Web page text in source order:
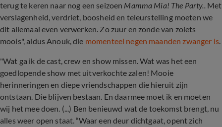
terug te keren naar nog een seizoen Mamma Mia! The Party.. Met
verslagenheid, verdriet, boosheid en teleurstelling moeten we
dit allemaal even verwerken. Zo zuur en zonde van zoiets
moois", aldus Anouk, die momenteel negen maanden zwanger is.
"Wat ga ik de cast, crew en show missen. Wat was het een
goedlopende show met uitverkochte zalen! Mooie
herinneringen en diepe vriendschappen die hieruit zijn
ontstaan. Die blijven bestaan. En daarmee moet ik en moeten
wij het mee doen. (...) Ben benieuwd wat de toekomst brengt, nu
alles weer open staat. “Waar een deur dichtgaat, opent zich